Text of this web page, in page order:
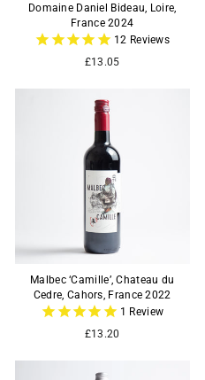
Domaine Daniel Bideau, Loire,
France 2024
12 Reviews
£13.05
Malbec ‘Camille’, Chateau du
Cedre, Cahors, France 2022
1 Review
£13.20